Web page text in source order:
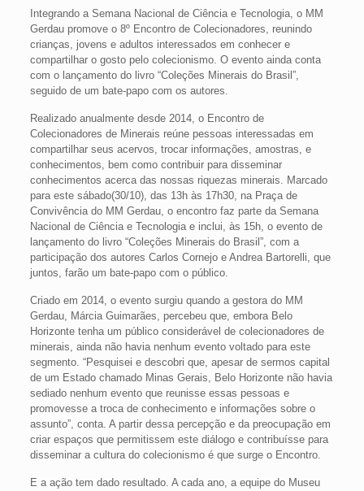
Integrando a Semana Nacional de Ciência e Tecnologia, o MM
Gerdau promove o 8º Encontro de Colecionadores, reunindo
crianças, jovens e adultos interessados em conhecer e
compartilhar o gosto pelo colecionismo. O evento ainda conta
com o lançamento do livro “Coleções Minerais do Brasil”,
seguido de um bate-papo com os autores.
Realizado anualmente desde 2014, o Encontro de
Colecionadores de Minerais reúne pessoas interessadas em
compartilhar seus acervos, trocar informações, amostras, e
conhecimentos, bem como contribuir para disseminar
conhecimentos acerca das nossas riquezas minerais. Marcado
para este sábado(30/10), das 13h às 17h30, na Praça de
Convivência do MM Gerdau, o encontro faz parte da Semana
Nacional de Ciência e Tecnologia e inclui, às 15h, o evento de
lançamento do livro “Coleções Minerais do Brasil”, com a
participação dos autores Carlos Cornejo e Andrea Bartorelli, que
juntos, farão um bate-papo com o público.
Criado em 2014, o evento surgiu quando a gestora do MM
Gerdau, Márcia Guimarães, percebeu que, embora Belo
Horizonte tenha um público considerável de colecionadores de
minerais, ainda não havia nenhum evento voltado para este
segmento. “Pesquisei e descobri que, apesar de sermos capital
de um Estado chamado Minas Gerais, Belo Horizonte não havia
sediado nenhum evento que reunisse essas pessoas e
promovesse a troca de conhecimento e informações sobre o
assunto”, conta. A partir dessa percepção e da preocupação em
criar espaços que permitissem este diálogo e contribuísse para
disseminar a cultura do colecionismo é que surge o Encontro.
E a ação tem dado resultado. A cada ano, a equipe do Museu